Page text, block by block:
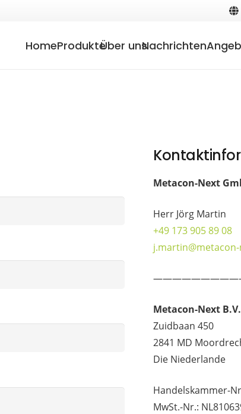
HomeProdukteÜber unsNachrichten
Metacon-Next
Herr Jörg Martin
+49 173 905 89 08
Metacon-Next B.V.
Zuidbaan 450
2841 MD
Die Niederlande
Handelskammer-
MwSt.-Nr.: